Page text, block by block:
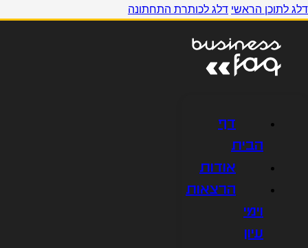
דלג לתוכן הראשי דלג לכותרת התחתונה
דף
הבית
אודות
הרצאות
וימי
עיון